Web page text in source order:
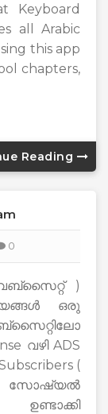
all Arabic
this app
chapters,
Reading
0
)
ഒരു
വഴി ADS
(
സോഷ്യൽ